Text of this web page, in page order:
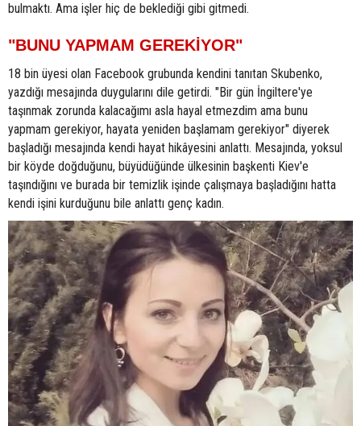
bulmaktı. Ama işler hiç de beklediği gibi gitmedi.
"BUNU YAPMAM GEREKİYOR"
18 bin üyesi olan Facebook grubunda kendini tanıtan Skubenko,
yazdığı mesajında duygularını dile getirdi. "Bir gün İngiltere'ye
taşınmak zorunda kalacağımı asla hayal etmezdim ama bunu
yapmam gerekiyor, hayata yeniden başlamam gerekiyor" diyerek
başladığı mesajında kendi hayat hikâyesini anlattı. Mesajında, yoksul
bir köyde doğduğunu, büyüdüğünde ülkesinin başkenti Kiev'e
taşındığını ve burada bir temizlik işinde çalışmaya başladığını hatta
kendi işini kurduğunu bile anlattı genç kadın.